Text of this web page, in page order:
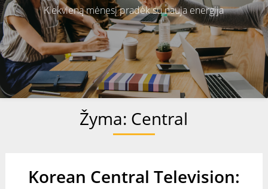
Kiekvieną mėnesį pradėk su nauja energija
Žyma: Central
Korean Central Television: